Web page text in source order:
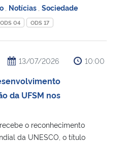
Notícias Sociedade
ODS 04 ODS 17
13/07/2026 10:00
da UFSM nos
o reconhecimento
da UNESCO, o título